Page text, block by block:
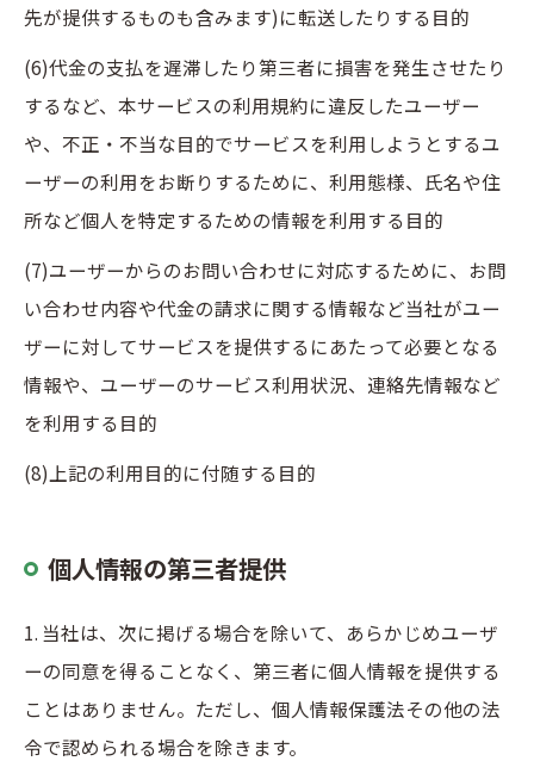
先が提供するものも含みます)に転送したりする目的
(6)代金の支払を遅滞したり第三者に損害を発生させたり
するなど、本サービスの利用規約に違反したユーザー
や、不正・不当な目的でサービスを利用しようとするユ
ーザーの利用をお断りするために、利用態様、氏名や住
所など個人を特定するための情報を利用する目的
(7)ユーザーからのお問い合わせに対応するために、お問
い合わせ内容や代金の請求に関する情報など当社がユー
ザーに対してサービスを提供するにあたって必要となる
情報や、ユーザーのサービス利用状況、連絡先情報など
を利用する目的
(8)上記の利用目的に付随する目的
個人情報の第三者提供
1. 当社は、次に掲げる場合を除いて、あらかじめユーザ
ーの同意を得ることなく、第三者に個人情報を提供する
ことはありません。ただし、個人情報保護法その他の法
令で認められる場合を除きます。